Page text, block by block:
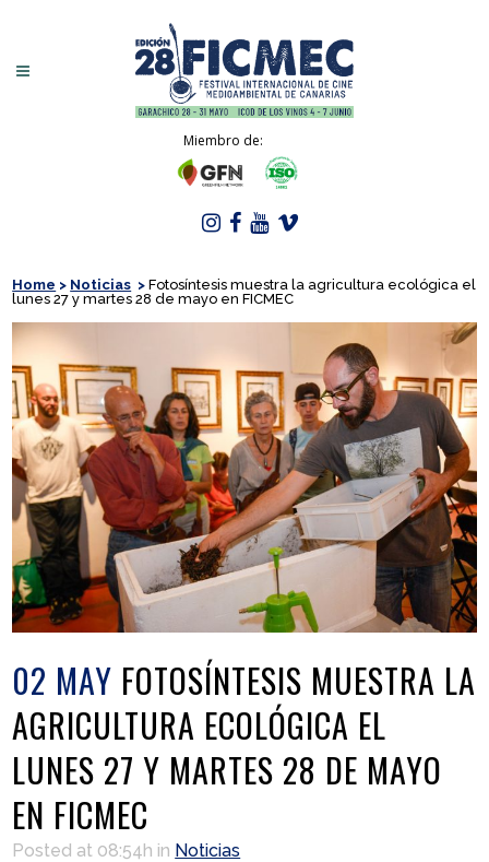
Miembro de:
Home > Noticias >Fotosíntesis muestra la agricultura ecológica el
lunes 27 y martes 28 de mayo en FICMEC
02 MAY FOTOSÍNTESIS MUESTRA LA
AGRICULTURA ECOLÓGICA EL
LUNES 27 Y MARTES 28 DE MAYO
EN FICMEC
Posted at 08:54h in Noticias